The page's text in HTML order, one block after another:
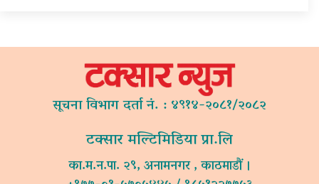
सूचना विभाग दर्ता नं. : ४९१४-२०८१/२०८२
टक्सार मल्टिमिडिया प्रा.लि
का.म.न.पा. २९, अनामनगर , काठमाडौं ।